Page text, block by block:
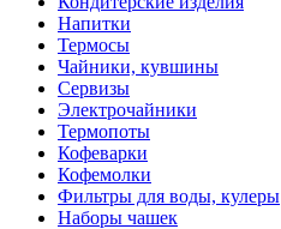
Напитки
Термосы
Чайники, кувшины
Сервизы
Электрочайники
Термопоты
Кофеварки
Кофемолки
Фильтры для воды, кулеры
Наборы чашек